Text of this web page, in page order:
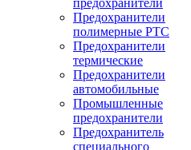
предохранители
Предохранители
полимерные PTC
Предохранители
термические
Предохранители
автомобильные
Промышленные
предохранители
Предохранитель
специального